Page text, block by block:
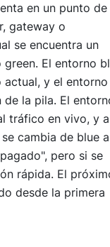
en un punto de
gateway o
se encuentra un
El entorno
y el entorno
la pila. El
tráfico en vivo, y
cambia de blue a
", pero si se
rápida. El
desde la primera